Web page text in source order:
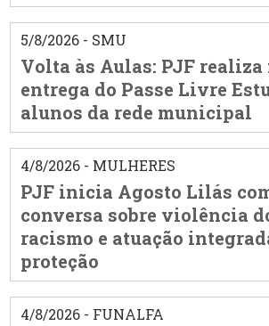
5/8/2026 - SMU
Volta às Aulas: PJF realiza
entrega do Passe Livre
alunos da rede municipal
4/8/2026 - MULHERES
PJF inicia Agosto Lilás
conversa sobre violência
racismo e atuação
proteção
4/8/2026 - FUNALFA